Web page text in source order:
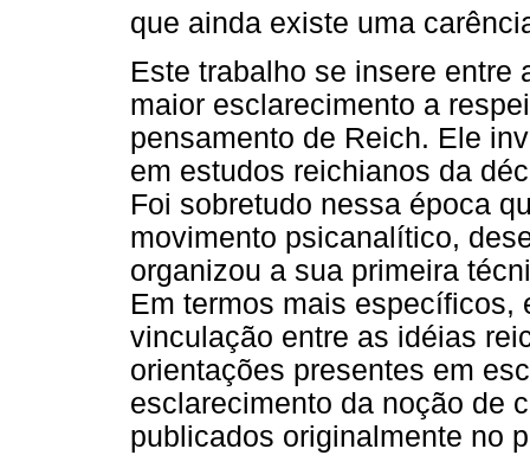
que ainda existe uma
Este trabalho se insere entre
maior esclarecimento a
pensamento de Reich. Ele
em estudos reichianos da
Foi sobretudo nessa época
movimento psicanalítico,
organizou a sua primeira
Em termos mais específicos,
vinculação entre as idéias
orientações presentes em
esclarecimento da noção de
publicados originalmente no